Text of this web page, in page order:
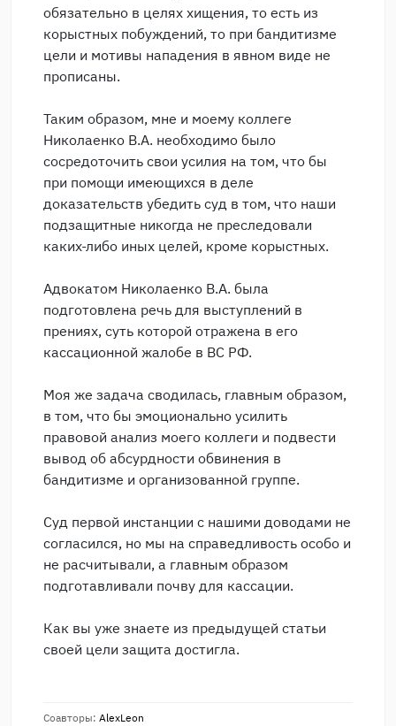
обязательно в целях хищения, то есть из
корыстных побуждений, то при бандитизме
цели и мотивы нападения в явном виде не
прописаны.
Таким образом, мне и моему коллеге
Николаенко В.А. необходимо было
сосредоточить свои усилия на том, что бы
при помощи имеющихся в деле
доказательств убедить суд в том, что наши
подзащитные никогда не преследовали
каких-либо иных целей, кроме корыстных.
Адвокатом Николаенко В.А. была
подготовлена речь для выступлений в
прениях, суть которой отражена в его
кассационной жалобе в ВС РФ.
Моя же задача сводилась, главным образом,
в том, что бы эмоционально усилить
правовой анализ моего коллеги и подвести
вывод об абсурдности обвинения в
бандитизме и организованной группе.
Суд первой инстанции с нашими доводами не
согласился, но мы на справедливость особо и
не расчитывали, а главным образом
подготавливали почву для кассации.
Как вы уже знаете из предыдущей статьи
своей цели защита достигла.
Соавторы: AlexLeon